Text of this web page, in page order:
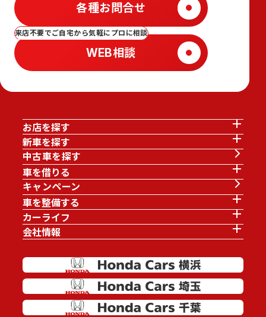
各種お問合せ
来店不要でご自宅から気軽にプロに相談
WEB相談
お店を探す
新車を探す
中古車を探す
車を借りる
キャンペーン
車を整備する
カーライフ
会社情報